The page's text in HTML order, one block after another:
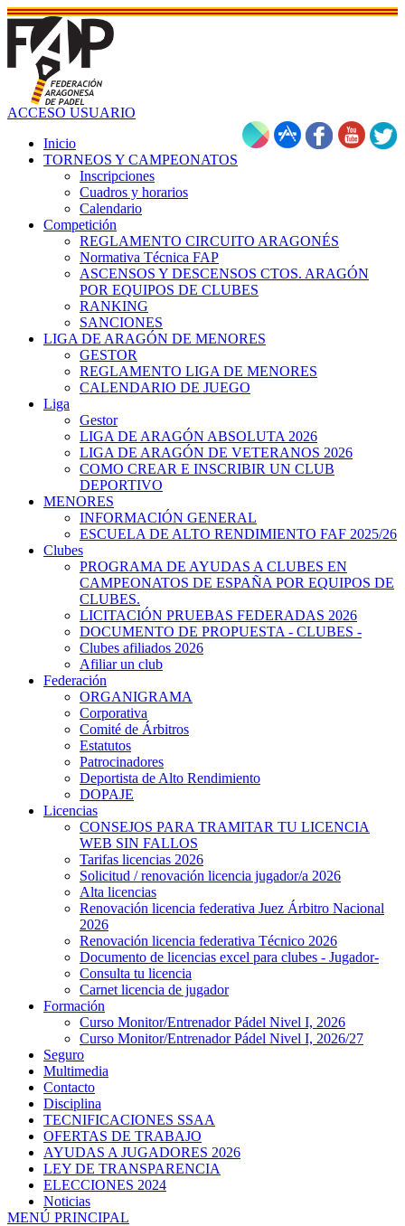
ACCESO USUARIO
Inicio
TORNEOS Y CAMPEONATOS
Inscripciones
Cuadros y horarios
Calendario
Competición
REGLAMENTO CIRCUITO ARAGONÉS
Normativa Técnica FAP
ASCENSOS Y DESCENSOS CTOS. ARAGÓN
POR EQUIPOS DE CLUBES
RANKING
SANCIONES
LIGA DE ARAGÓN DE MENORES
GESTOR
REGLAMENTO LIGA DE MENORES
CALENDARIO DE JUEGO
Liga
Gestor
LIGA DE ARAGÓN ABSOLUTA 2026
LIGA DE ARAGÓN DE VETERANOS 2026
COMO CREAR E INSCRIBIR UN CLUB
DEPORTIVO
MENORES
INFORMACIÓN GENERAL
ESCUELA DE ALTO RENDIMIENTO FAF 2025/26
Clubes
PROGRAMA DE AYUDAS A CLUBES EN
CAMPEONATOS DE ESPAÑA POR EQUIPOS DE
CLUBES.
LICITACIÓN PRUEBAS FEDERADAS 2026
DOCUMENTO DE PROPUESTA - CLUBES -
Clubes afiliados 2026
Afiliar un club
Federación
ORGANIGRAMA
Corporativa
Comité de Árbitros
Estatutos
Patrocinadores
Deportista de Alto Rendimiento
DOPAJE
Licencias
CONSEJOS PARA TRAMITAR TU LICENCIA
WEB SIN FALLOS
Tarifas licencias 2026
Solicitud / renovación licencia jugador/a 2026
Alta licencias
Renovación licencia federativa Juez Árbitro Nacional
2026
Renovación licencia federativa Técnico 2026
Documento de licencias excel para clubes - Jugador-
Consulta tu licencia
Carnet licencia de jugador
Formación
Curso Monitor/Entrenador Pádel Nivel I, 2026
Curso Monitor/Entrenador Pádel Nivel I, 2026/27
Seguro
Multimedia
Contacto
Disciplina
TECNIFICACIONES SSAA
OFERTAS DE TRABAJO
AYUDAS A JUGADORES 2026
LEY DE TRANSPARENCIA
ELECCIONES 2024
Noticias
MENÚ PRINCIPAL